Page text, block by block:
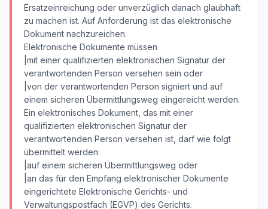
Ersatzeinreichung oder unverzüglich danach glaubhaft
zu machen ist. Auf Anforderung ist das elektronische
Dokument nachzureichen.
Elektronische Dokumente müssen
|mit einer qualifizierten elektronischen Signatur der
verantwortenden Person versehen sein oder
|von der verantwortenden Person signiert und auf
einem sicheren Übermittlungsweg eingereicht werden.
Ein elektronisches Dokument, das mit einer
qualifizierten elektronischen Signatur der
verantwortenden Person versehen ist, darf wie folgt
übermittelt werden:
|auf einem sicheren Übermittlungsweg oder
|an das für den Empfang elektronischer Dokumente
eingerichtete Elektronische Gerichts- und
Verwaltungspostfach (EGVP) des Gerichts.